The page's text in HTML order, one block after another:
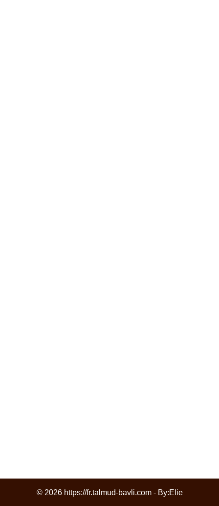
© 2026 https://fr.talmud-bavli.com - By:Elie